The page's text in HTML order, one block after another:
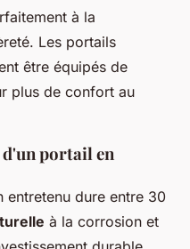
à la
Les portails
être équipés de
plus de confort au
d'un portail en
entretenu dure entre 30
à la corrosion et